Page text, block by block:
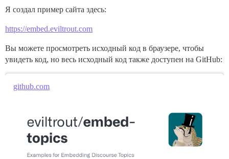
Я создал пример сайта здесь:
https://embed.eviltrout.com
Вы можете просмотреть исходный код в браузере, чтобы
увидеть код, но весь исходный код также доступен на GitHub:
github.com